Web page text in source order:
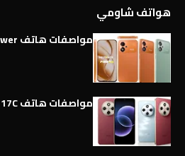
هواتف شاومي
مواصفات هاتف Xiaomi Poco M8 Power كاملة
مواصفات هاتف Xiaomi Redmi 17C كاملة